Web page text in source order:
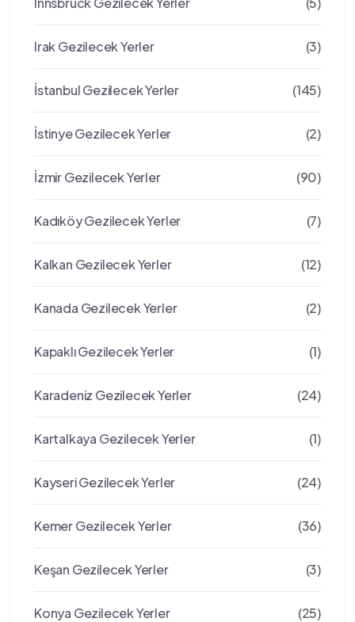
Irak Gezilecek Yerler (3)
İstanbul Gezilecek Yerler (145)
İstinye Gezilecek Yerler (2)
İzmir Gezilecek Yerler (90)
Kadıköy Gezilecek Yerler (7)
Kalkan Gezilecek Yerler (12)
Kanada Gezilecek Yerler (2)
Kapaklı Gezilecek Yerler (1)
Karadeniz Gezilecek Yerler (24)
Kartalkaya Gezilecek Yerler (1)
Kayseri Gezilecek Yerler (24)
Kemer Gezilecek Yerler (36)
Keşan Gezilecek Yerler (3)
Konya Gezilecek Yerler (25)